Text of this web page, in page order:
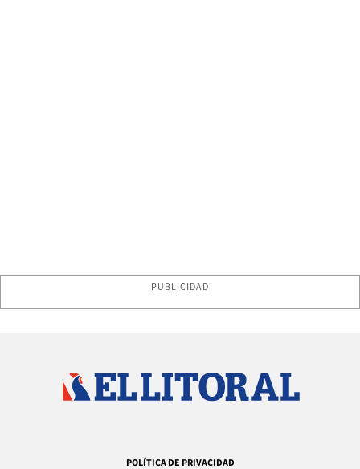
PUBLICIDAD
POLÍTICA DE PRIVACIDAD